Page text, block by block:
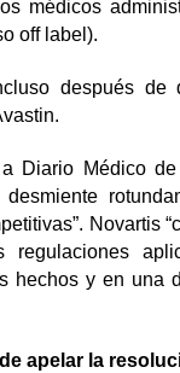
médicos
off label).
después de
Diario Médico
Novartis
regulaciones
hechos y en una
apelar la